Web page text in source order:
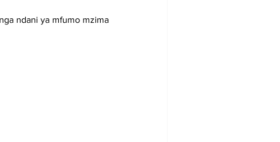
ndani ya mfumo mzima